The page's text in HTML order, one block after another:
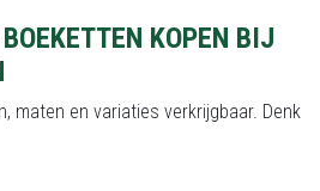
KOPEN BIJ
maten en variaties verkrijgbaar. Denk